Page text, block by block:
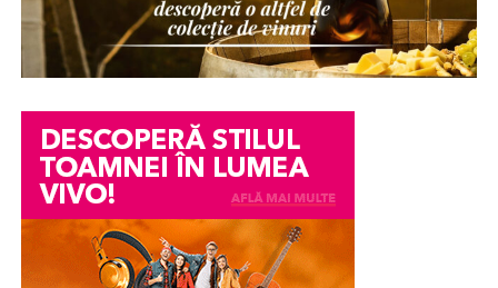
fie suspectată fără să existe dovezi clare împotriva sa. O
dispariție de bunuri într-o companie, o acuzație lansată
într-un conflict personal, o neînțelegere între colegi
serioase asupra imaginii și credibilității unei persoane.
Din păcate, chiar și atunci când acuzațiile se dovedesc
ulterior nefondate, efectele asupra reputației pot
persista. Încrederea colegilor, a angajatorului sau chiar a
membrilor familiei poate fi afectată, iar procesul de
recâștigare a acesteia poate fi dificil.